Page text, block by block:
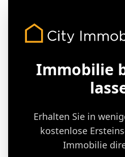
Immobilie
Erhalten Sie in
kostenlose
Immobilie